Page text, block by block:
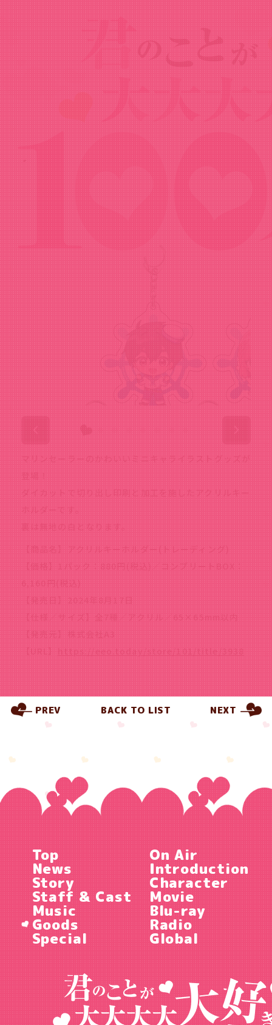
Goods
マリンセーラーのかわいいミニキャライラストグッズが
登場！
ダイカットで切り出し印刷と加工を施したアクリルキー
ホルダーです。
裏は無地の白となります。
【商品名】アクリルキーホルダー(トレーディング)
【価格】1パック：880円(税込)／コンプリートBOX：
6,160円(税込)
【発売日】2024年8月17日
【仕様／サイズ】全7種／アクリル／65×65mm以内
【発売元】株式会社A3
【URL】
https://eeo.today/store/101/title/3938
PREV BACK TO LIST NEXT
Top On Air
News Introduction
Story Character
Staff & Cast Movie
Music Blu-ray
Goods Radio
Special Global